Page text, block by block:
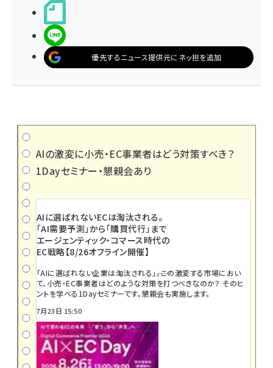
優先するニュース提供元にネッ担を追加
AIの激変に小売・EC事業者はどう対策すべき？
1Dayセミナー・懇親会あり
AIに選ばれないECは淘汰される。
「AI需要予測」から「購買代行」まで
エージェンティック・コマース時代の
EC戦略【8/26オフライン開催】
「AIに選ばれない企業は淘汰される」――。この激変する市場におい
て、小売・EC事業者はどのような対策を打つべきなのか？ そのヒ
ントを学べる1Dayセミナーです。懇親会も実施します。
7月23日 15:50